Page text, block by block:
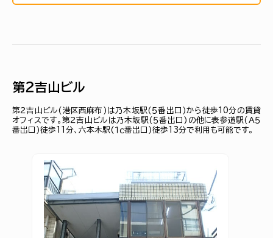
第２吉山ビル
第２吉山ビル(港区西麻布)は乃木坂駅(５番出口)から徒歩10分の賃貸
オフィスです。第２吉山ビルは乃木坂駅(５番出口)の他に表参道駅(Ａ５
番出口)徒歩11分、六本木駅(１ｃ番出口)徒歩13分で利用も可能です。